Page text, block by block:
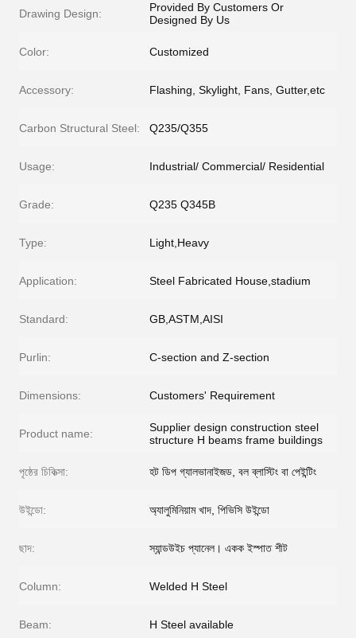
Drawing Design:
Provided By Customers Or
Designed By Us
Color: Customized
Accessory: Flashing, Skylight, Fans, Gutter,etc
Carbon Structural Steel: Q235/Q355
Usage: Industrial/ Commercial/ Residential
Grade: Q235 Q345B
Type: Light,Heavy
Application: Steel Fabricated House,stadium
Standard: GB,ASTM,AISI
Purlin: C-section and Z-section
Dimensions: Customers' Requirement
Product name:
Supplier design construction steel
structure H beams frame buildings
পৃষ্ঠের চিকিত্সা: হট ডিপ গ্যালভানাইজড, বল ব্লাস্টিং বা পেইন্টিং
উইন্ডো: অ্যালুমিনিয়াম খাদ, পিভিসি উইন্ডো
ছাদ: স্যান্ডউইচ প্যানেল। একক ইস্পাত শীট
Column: Welded H Steel
Beam: H Steel available